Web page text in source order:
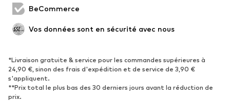
BeCommerce
Vos données sont en sécurité avec nous
*Livraison gratuite & service pour les commandes supérieures à
24,90 €, sinon des frais d'expédition et de service de 3,90 €
s'appliquent.
**Prix total le plus bas des 30 derniers jours avant la réduction de
prix.